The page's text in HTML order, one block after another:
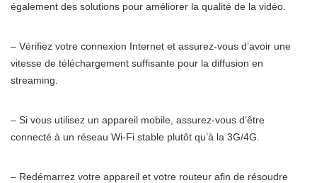
également des solutions pour améliorer la qualité de la vidéo.
– Vérifiez votre connexion Internet et assurez-vous d’avoir une
vitesse de téléchargement suffisante pour la diffusion en
streaming.
– Si vous utilisez un appareil mobile, assurez-vous d’être
connecté à un réseau Wi-Fi stable plutôt qu’à la 3G/4G.
– Redémarrez votre appareil et votre routeur afin de résoudre